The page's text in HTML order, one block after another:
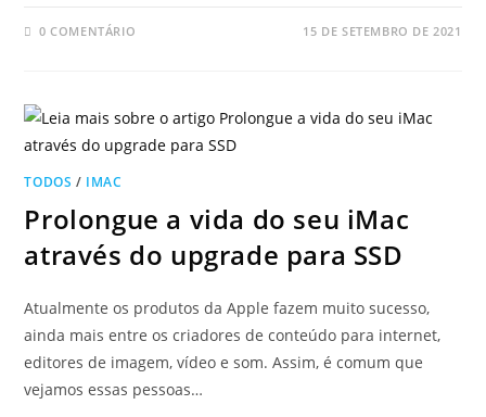
0 COMENTÁRIO 15 DE SETEMBRO DE 2021
TODOS / IMAC
Prolongue a vida do seu iMac
através do upgrade para SSD
Atualmente os produtos da Apple fazem muito sucesso,
ainda mais entre os criadores de conteúdo para internet,
editores de imagem, vídeo e som. Assim, é comum que
vejamos essas pessoas…